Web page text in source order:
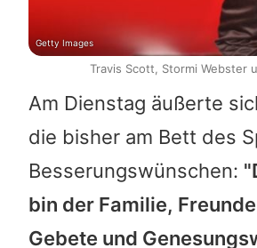
Am Dienstag äußerte
die bisher am Bett des
Besserungswünschen:
bin der Familie,
Gebete und
Getty Images
Travis Scott, Stormi Webster